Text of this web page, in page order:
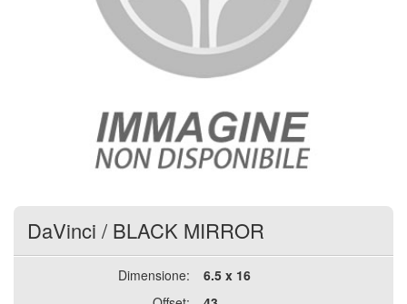
DaVinci / BLACK MIRROR
Dimensione:
6.5 x 16